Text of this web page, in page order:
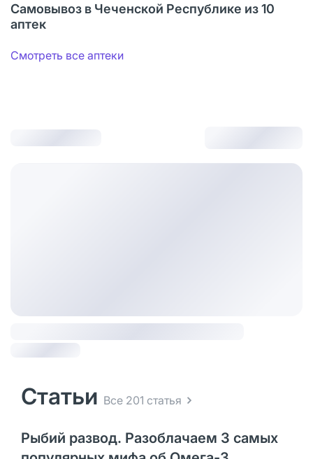
Самовывоз в Чеченской Республике из 10
аптек
Смотреть все аптеки
Статьи Все 201 статья
Рыбий развод. Разоблачаем 3 самых